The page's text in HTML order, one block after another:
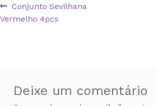
Navegação
Artigo
anterior:
Conjunto Sevilhana
Vermelho 4pcs
Deixe um comentário